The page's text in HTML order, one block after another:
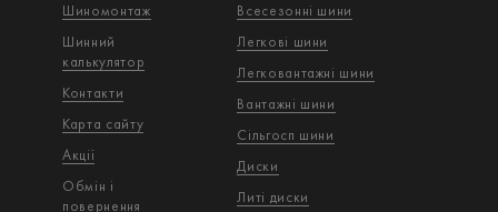
Шиномонтаж
Шинний
калькулятор
Контакти
Карта сайту
Акції
Обмін і
повернення
Всесезонні шини
Легкові шини
Легковантажнi шини
Вантажнi шини
Сільгосп шини
Диски
Литі диски